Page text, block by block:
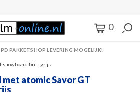
0
PAKKETSHOP LEVERING MOGELIJK!
snowboard bril - grijs
atomic Savor GT